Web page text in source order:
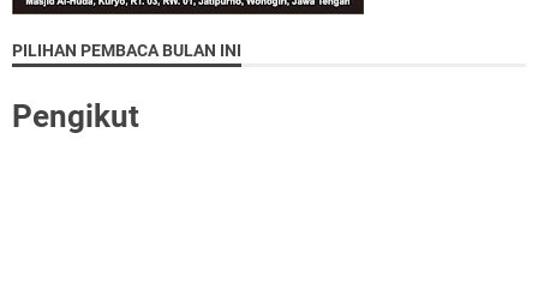
PILIHAN PEMBACA BULAN INI
Pengikut